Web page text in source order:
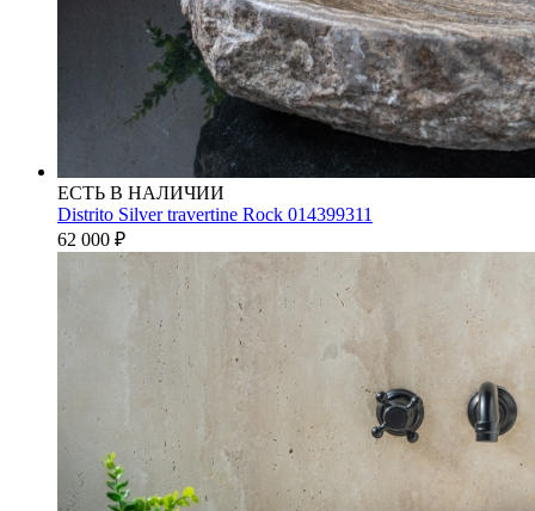
ЕСТЬ В НАЛИЧИИ
Distrito Silver travertine Rock 014399311
62 000 ₽